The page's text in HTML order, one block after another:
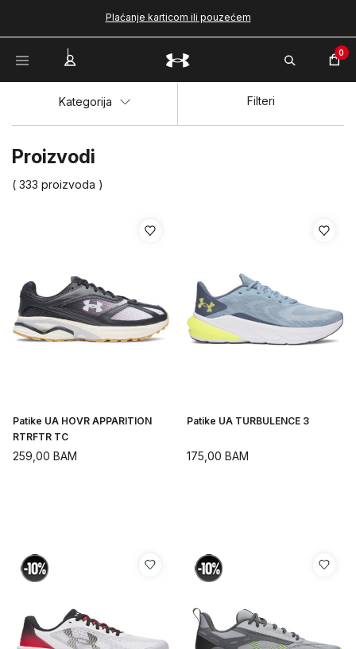
Plaćanje karticom ili pouzećem
0
Proizvodi
( 333 proizvoda )
Kategorija Filteri
Patike UA HOVR APPARITION
RTRFTR TC
259,00 BAM
Patike UA TURBULENCE 3
175,00 BAM